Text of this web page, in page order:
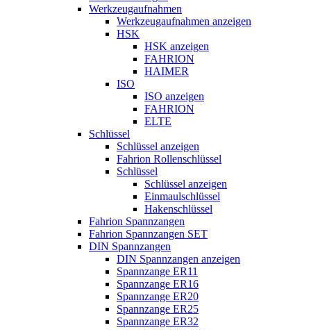
Werkzeugaufnahmen
Werkzeugaufnahmen anzeigen
HSK
HSK anzeigen
FAHRION
HAIMER
ISO
ISO anzeigen
FAHRION
ELTE
Schlüssel
Schlüssel anzeigen
Fahrion Rollenschlüssel
Schlüssel
Schlüssel anzeigen
Einmaulschlüssel
Hakenschlüssel
Fahrion Spannzangen
Fahrion Spannzangen SET
DIN Spannzangen
DIN Spannzangen anzeigen
Spannzange ER11
Spannzange ER16
Spannzange ER20
Spannzange ER25
Spannzange ER32